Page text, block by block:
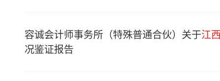
容诚会计师事务所（特殊普通合伙）关于江
况鉴证报告